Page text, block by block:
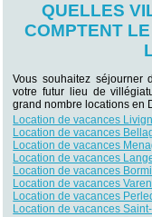
QUELLES
COMPTENT
Vous souhaitez séjourner
votre futur lieu de
grand nombre locations en
Location de vacances
Location de vacances
Location de vacances
Location de vacances
Location de vacances
Location de vacances
Location de vacances
Location de vacances